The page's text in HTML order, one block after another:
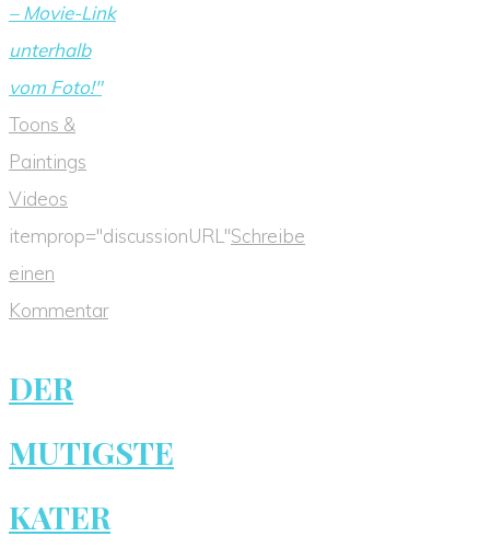
– Movie-Link
unterhalb
vom Foto!"
Toons &
Paintings
Videos
itemprop="discussionURL"Schreibe
einen
Kommentar
DER
MUTIGSTE
KATER